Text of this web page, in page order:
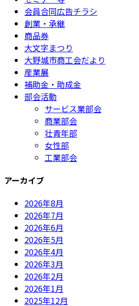
会員合同広告チラシ
創業・承継
商品券
大文字まつり
大野城市商工会だより
産業展
補助金・助成金
部会活動
サービス業部会
商業部会
壮青年部
女性部
工業部会
アーカイブ
2026年8月
2026年7月
2026年6月
2026年5月
2026年4月
2026年3月
2026年2月
2026年1月
2025年12月